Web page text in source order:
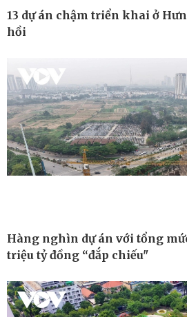
Kinh tế
Bất động sản
Khởi nghiệp
Thị
Giá
13 dự án chậm triển khai ở
hồi
Hàng nghìn dự án với tổng
triệu tỷ đồng “đắp chiếu"